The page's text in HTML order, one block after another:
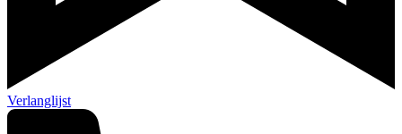
Verlanglijst